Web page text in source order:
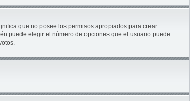
que no posee los permisos apropiados para crear
puede elegir el número de opciones que el usuario puede